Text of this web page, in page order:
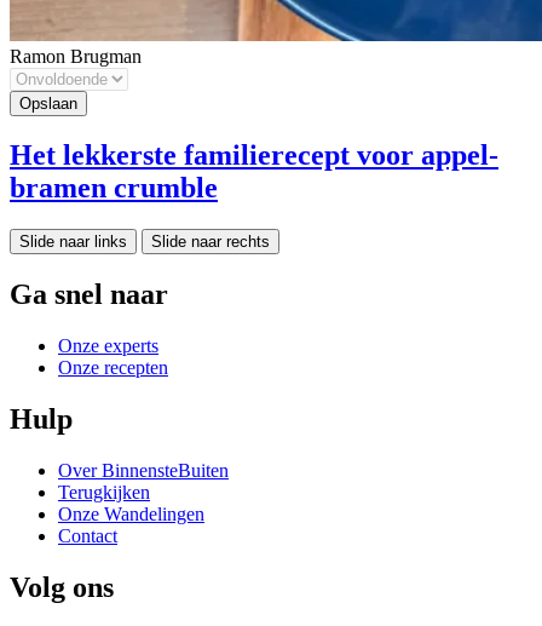
Ramon Brugman
Het lekkerste familierecept voor appel-
bramen crumble
Slide naar links Slide naar rechts
Ga snel naar
Onze experts
Onze recepten
Hulp
Over BinnensteBuiten
Terugkijken
Onze Wandelingen
Contact
Volg ons